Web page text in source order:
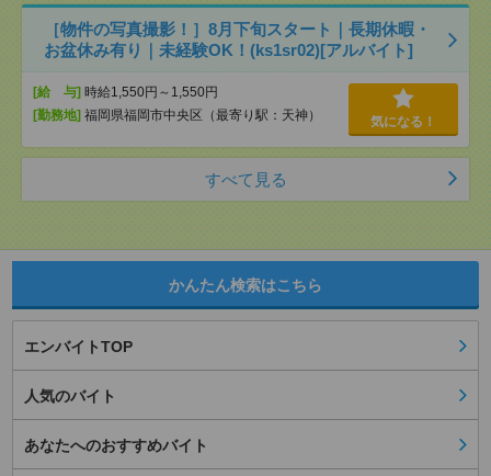
［物件の写真撮影！］8月下旬スタート｜長期休暇・
お盆休み有り｜未経験OK！(ks1sr02)[アルバイト]
[給 与] 時給1,550円～1,550円
[勤務地] 福岡県福岡市中央区（最寄り駅：天神） 気になる！
すべて見る
かんたん検索はこちら
エンバイトTOP
人気のバイト
あなたへのおすすめバイト